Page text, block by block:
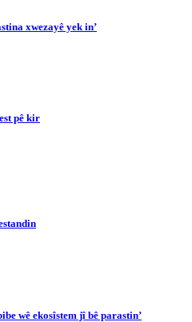
xwezayê yek in’
pê kir
wê ekosîstem jî bê parastin’